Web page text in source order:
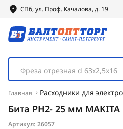
СПб, ул. Проф. Качалова, д. 19
Фреза отрезная d 63х2,5х16
Главная Расходники для
Бита PH2- 25 мм MAKITA
Артикул: 26057